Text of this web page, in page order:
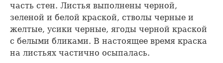
часть стен. Листья выполнены черной,
зеленой и белой краской, стволы черные и
желтые, усики черные, ягоды черной краской
с белыми бликами. В настоящее время краска
на листьях частично осыпалась.